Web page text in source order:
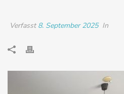
Verfasst 8. September 2025 In